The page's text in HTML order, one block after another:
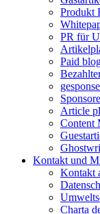
Produkt
PR für
Paid
Article
Content
Kontakt und
Kontakt
Charta